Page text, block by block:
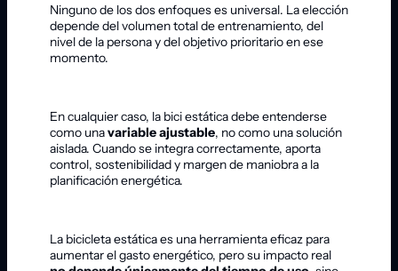
Ninguno de los dos enfoques es universal. La elección
depende del volumen total de entrenamiento, del
nivel de la persona y del objetivo prioritario en ese
momento.
En cualquier caso, la bici estática debe entenderse
como unavariable ajustable, no como una solución
aislada. Cuando se integra correctamente, aporta
control, sostenibilidad y margen de maniobra a la
planificación energética.
La bicicleta estática es una herramienta eficaz para
aumentar el gasto energético, pero su impacto real